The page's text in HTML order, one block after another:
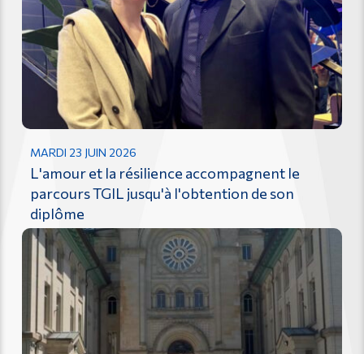
MARDI 23 JUIN 2026
L'amour et la résilience accompagnent le
parcours TGIL jusqu'à l'obtention de son
diplôme